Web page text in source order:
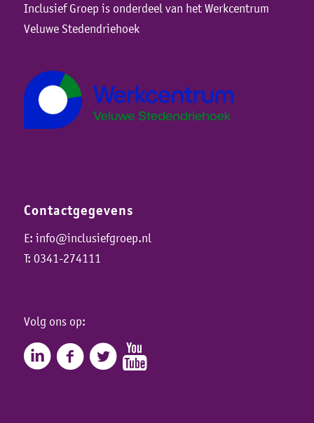
Inclusief Groep is onderdeel van het Werkcentrum
Veluwe Stedendriehoek
Contactgegevens
E: info@inclusiefgroep.nl
T: 0341-274111
Volg ons op: